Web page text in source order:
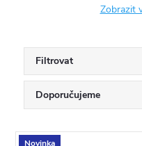
Zobrazit
Filtrovat
Ř
a
Doporučujeme
Novinka